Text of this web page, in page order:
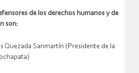
de los derechos humanos y de
son:
Quezada Sanmartín (Presidente de la